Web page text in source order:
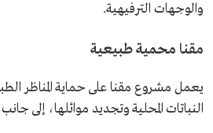
والوجهات الترفيهية.
مقنا محمية طبيعية
يعمل مشروع مقنا على حماية المناظر
النباتات المحلية وتجديد موائلها، إلى